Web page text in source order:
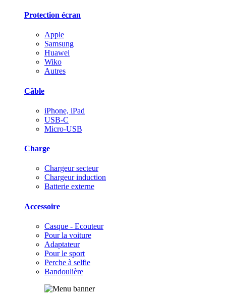
Protection écran
Apple
Samsung
Huawei
Wiko
Autres
Câble
iPhone, iPad
USB-C
Micro-USB
Charge
Chargeur secteur
Chargeur induction
Batterie externe
Accessoire
Casque - Ecouteur
Pour la voiture
Adaptateur
Pour le sport
Perche à selfie
Bandoulière